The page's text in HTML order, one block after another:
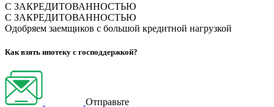
С ЗАКРЕДИТОВАННОСТЬЮ
С ЗАКРЕДИТОВАННОСТЬЮ
Одобряем заемщиков с большой кредитной нагрузкой
Как взять ипотеку с господдержкой?
Отправьте